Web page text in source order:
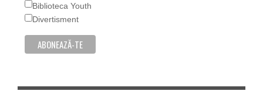
Biblioteca Youth
Divertisment